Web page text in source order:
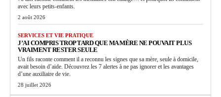
avec leurs petits-enfants.
2 août 2026
SERVICES ET VIE PRATIQUE
J’AI COMPRIS TROP TARD QUE MA MÈRE NE POUVAIT PLUS
VRAIMENT RESTER SEULE
Un fils raconte comment il a reconnu les signes que sa mère, seule à domicile,
avait besoin d’aide. Découvrez les 7 alertes à ne pas ignorer et les avantages
d’une auxiliaire de vie.
28 juillet 2026